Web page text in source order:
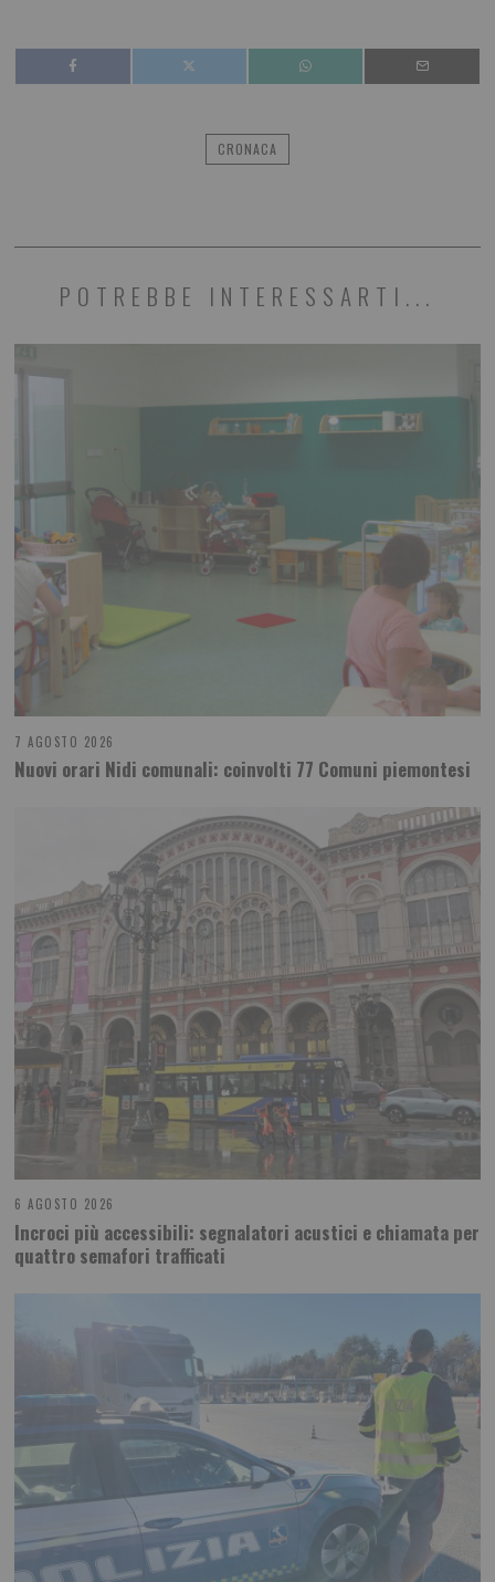
CRONACA
POTREBBE INTERESSARTI...
7 AGOSTO 2026
Nuovi orari Nidi comunali: coinvolti 77 Comuni piemontesi
6 AGOSTO 2026
Incroci più accessibili: segnalatori acustici e chiamata per
quattro semafori trafficati